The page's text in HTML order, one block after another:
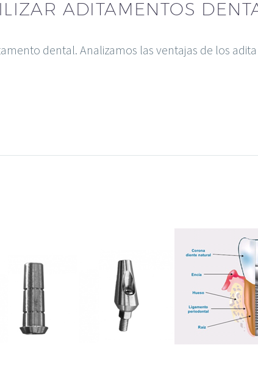
ADITAMENTOS
dental. Analizamos las ventajas de los